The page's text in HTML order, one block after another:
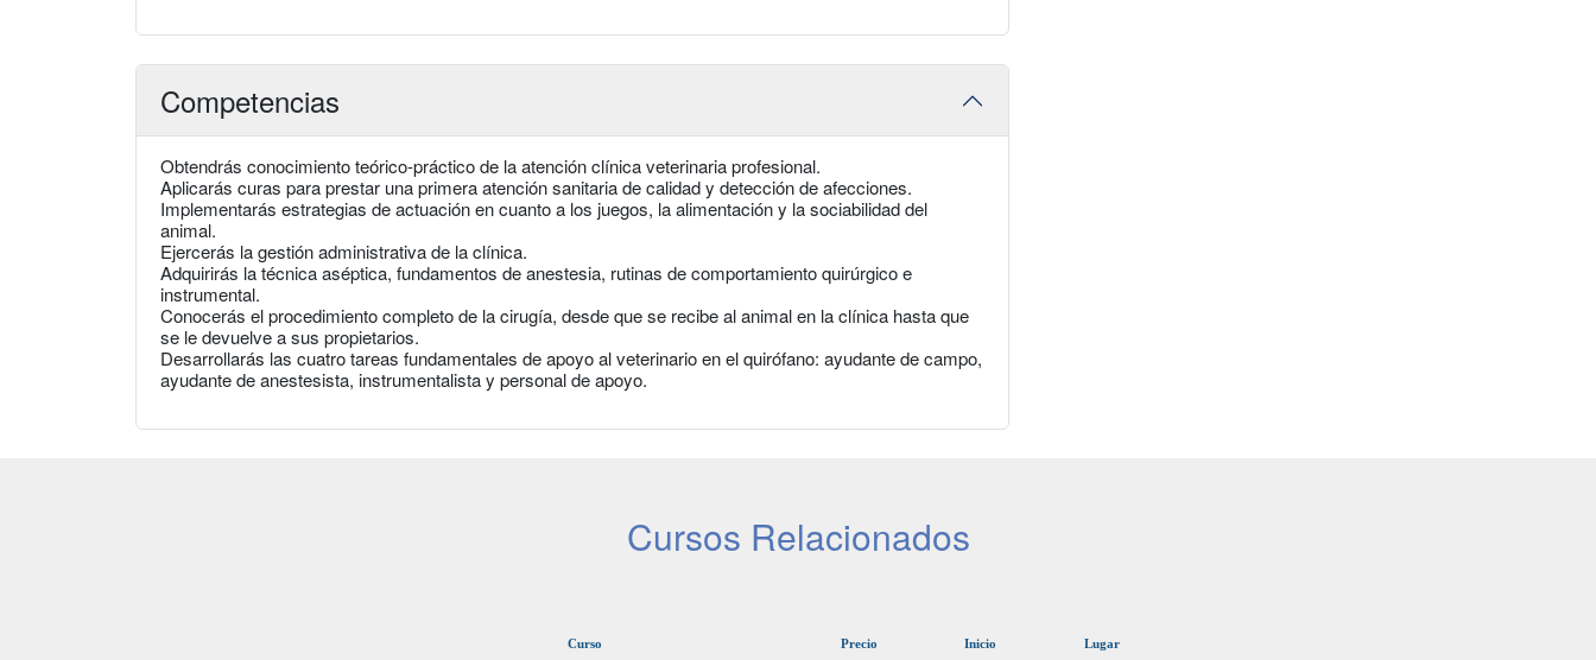
Competencias
Obtendrás conocimiento teórico-práctico de la atención clínica veterinaria profesional.
Aplicarás curas para prestar una primera atención sanitaria de calidad y detección de afecciones.
Implementarás estrategias de actuación en cuanto a los juegos, la alimentación y la sociabilidad del
animal.
Ejercerás la gestión administrativa de la clínica.
Adquirirás la técnica aséptica, fundamentos de anestesia, rutinas de comportamiento quirúrgico e
instrumental.
Conocerás el procedimiento completo de la cirugía, desde que se recibe al animal en la clínica hasta que
se le devuelve a sus propietarios.
Desarrollarás las cuatro tareas fundamentales de apoyo al veterinario en el quirófano: ayudante de campo,
ayudante de anestesista, instrumentalista y personal de apoyo.
Cursos Relacionados
Curso Precio Inicio Lugar